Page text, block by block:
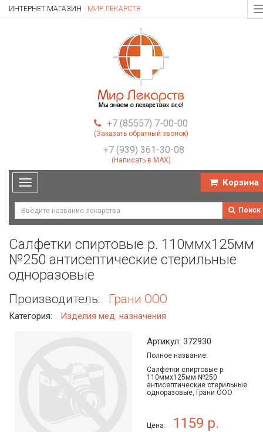
ИНТЕРНЕТ МАГАЗИН МИР ЛЕКАРСТВ
+7 (85557) 7-00-00
(Заказать обратный звонок)
+7 (939) 361-30-08
(Написать в MAX)
Toggle
navigation
Корзина
Поиск
Салфетки спиртовые р. 110ммх125мм
№250 антисептические стерильные
одноразовые
Производитель: Грани ООО
Категория: Изделия мед. назначения
Артикул: 372930
Полное название:
Салфетки спиртовые р.
110ммх125мм №250
антисептические стерильные
одноразовые, Грани ООО
Цена: 1159 р.